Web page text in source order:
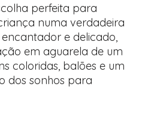
perfeita para
numa verdadeira
e delicado,
em aguarela de um
coloridas, balões e um
dos sonhos para